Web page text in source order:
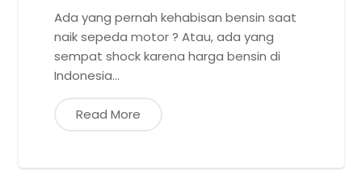
Ada yang pernah kehabisan bensin saat
naik sepeda motor ? Atau, ada yang
sempat shock karena harga bensin di
Indonesia…
Read More